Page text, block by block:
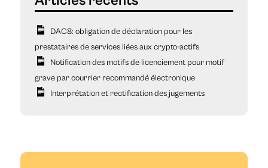
DAC8: obligation de déclaration pour les
prestataires de services liées aux crypto-actifs
Notification des motifs de licenciement pour motif
grave par courrier recommandé électronique
Interprétation et rectification des jugements